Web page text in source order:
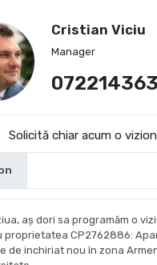
Cristian Viciu
Manager
Solicită chiar acum o